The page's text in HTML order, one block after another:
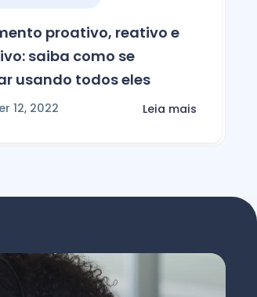
proativo, reativo e
saiba como se
usando todos eles
12, 2022 Leia mais